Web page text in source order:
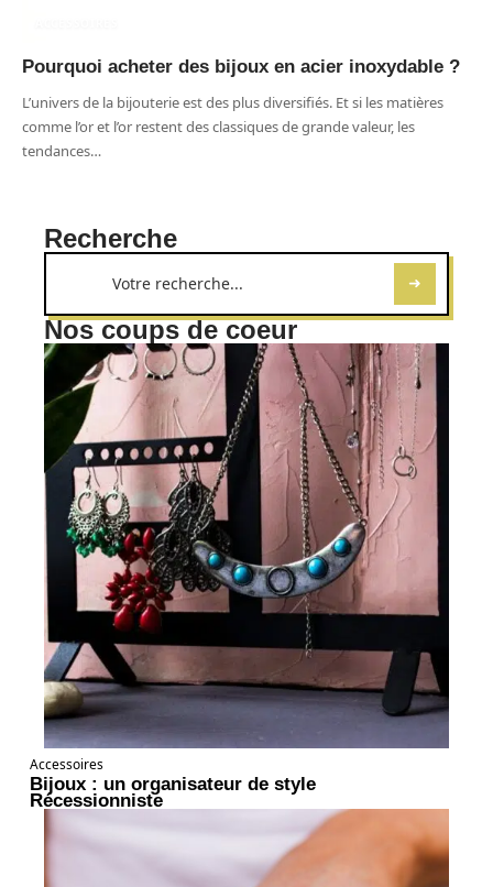
Pourquoi acheter des bijoux en acier inoxydable ?
L’univers de la bijouterie est des plus diversifiés. Et si les matières
comme l’or et l’or restent des classiques de grande valeur, les
tendances…
Recherche
Nos coups de coeur
Accessoires
Bijoux : un organisateur de style
Récessionniste